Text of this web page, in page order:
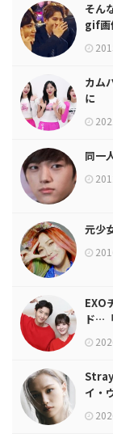
そん
gif画
カム
に
同一
元少
EXO
ド…
イ・